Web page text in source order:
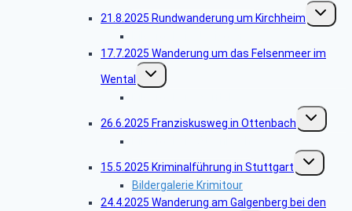
21.8.2025 Rundwanderung um Kirchheim
17.7.2025 Wanderung um das Felsenmeer im
Wental
Untermenü
umschalten
26.6.2025 Franziskusweg in Ottenbach
Untermenü
umschalten
15.5.2025 Kriminalführung in Stuttgart
Untermenü
umschalten
Bildergalerie Krimitour
24.4.2025 Wanderung am Galgenberg bei den